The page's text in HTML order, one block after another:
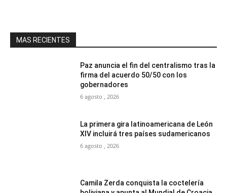
MAS RECIENTES
Paz anuncia el fin del centralismo tras la
firma del acuerdo 50/50 con los
gobernadores
6 agosto , 2026
La primera gira latinoamericana de León
XIV incluirá tres países sudamericanos
6 agosto , 2026
Camila Zerda conquista la coctelería